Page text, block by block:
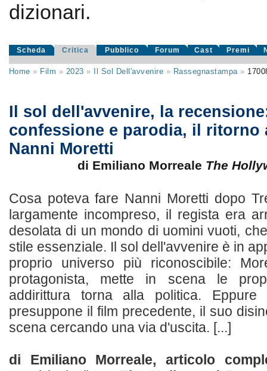
dizionari.
Scheda Critica Pubblico Forum Cast Premi
Home » Film » 2023 » Il Sol Dell'avvenire » Rassegnastampa»
Il sol dell'avvenire, la
confessione e parodia, il ritorno
Nanni Moretti
di Emiliano Morreale The
Cosa poteva fare Nanni Moretti dopo
largamente incompreso, il regista era
desolata di un mondo di uomini vuoti,
stile essenziale. Il sol dell'avvenire è in
proprio universo più riconoscibile:
protagonista, mette in scena le
addirittura torna alla politica.
presuppone il film precedente, il suo
scena cercando una via d'uscita. [...]
di Emiliano Morreale, articolo